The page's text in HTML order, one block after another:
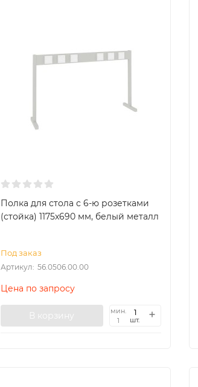
Полка для стола с 6-ю розетками
(стойка) 1175x690 мм, белый металл
Под заказ
Артикул: 56.0506.00.00
Цена по запросу
В корзину
мин.
1
шт.